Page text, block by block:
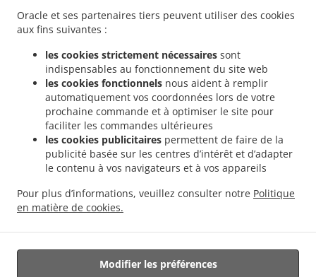
Oracle et ses partenaires tiers peuvent utiliser des cookies
aux fins suivantes :
les cookies strictement nécessaires sont
indispensables au fonctionnement du site web
les cookies fonctionnels nous aident à remplir
automatiquement vos coordonnées lors de votre
prochaine commande et à optimiser le site pour
faciliter les commandes ultérieures
les cookies publicitaires permettent de faire de la
publicité basée sur les centres d’intérêt et d’adapter
le contenu à vos navigateurs et à vos appareils
Pour plus d’informations, veuillez consulter notre Politique
en matière de cookies.
Modifier les préférences
.
cuisinés Français Le Val
Livraison de plats cuisinés Français Garéoult . Livraison de
plats cuisinés Français Rocbaron
.
Livraison de plats cuisinés Français La
Roquebrussanne . Livraison de plats cuisinés Français Vins-sur-Caramy . Livraison de
.
Livraison de plats cuisinés Français Sainte-Anastasie-sur-Issole
Livraison de plats
cuisinés Français Montfort-sur-Argens . Livraison de plats cuisinés Français Carcès
Châteauvert
Livraison de plats cuisinés Français Varages